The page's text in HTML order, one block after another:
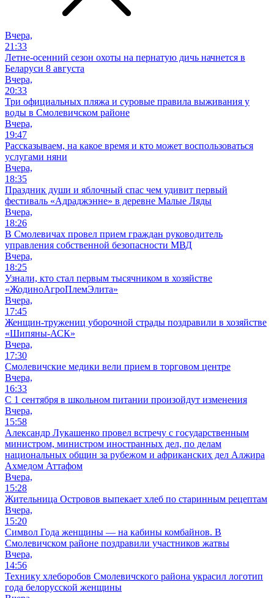
Вчера,
21:33
Летне-осенний сезон охоты на пернатую дичь начнется в
Беларуси 8 августа
Вчера,
20:33
Три официальных пляжа и суровые правила выживания у
воды в Смолевичском районе
Вчера,
19:47
Рассказываем, на какое время и кто может воспользоваться
услугами няни
Вчера,
18:35
Праздник души и яблочный спас чем удивит первый
фестиваль «Адраджэнне» в деревне Малые Ляды
Вчера,
18:26
В Смолевичах провел прием граждан руководитель
управления собственной безопасности МВД
Вчера,
18:25
Узнали, кто стал первым тысячником в хозяйстве
«ЖодиноАгроПлемЭлита»
Вчера,
17:45
Женщин-тружениц уборочной страды поздравили в хозяйстве
«Шипяны-АСК»
Вчера,
17:30
Смолевичские медики вели прием в торговом центре
Вчера,
16:33
С 1 сентября в школьном питании произойдут изменения
Вчера,
15:58
Александр Лукашенко провел встречу с государственным
министром, министром иностранных дел, по делам
национальных общин за рубежом и африканских дел Алжира
Ахмедом Аттафом
Вчера,
15:28
Жительница Островов выпекает хлеб по старинным рецептам
Вчера,
15:20
Символ Года женщины — на кабины комбайнов. В
Смолевичском районе поздравили участников жатвы
Вчера,
14:56
Технику хлеборобов Смолевичского района украсил логотип
года белорусской женщины